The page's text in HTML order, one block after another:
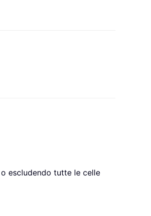
escludendo tutte le celle